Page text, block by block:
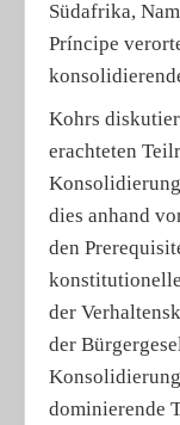
Südafrika,
Príncipe
Kohrs
erachteten
dies anhand
den
der
der
dominierende